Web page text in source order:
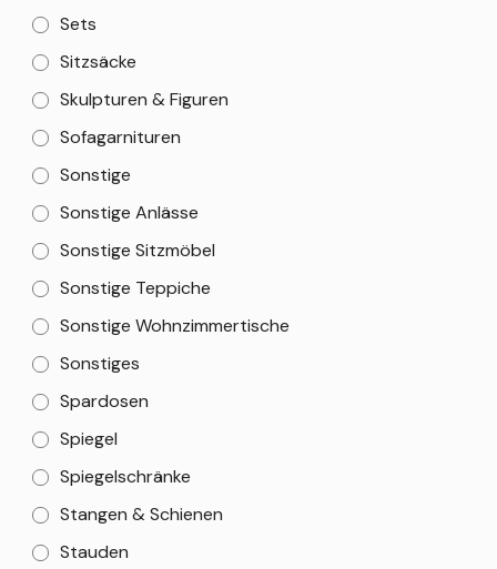
Sets
Sitzsäcke
Skulpturen & Figuren
Sofagarnituren
Sonstige
Sonstige Anlässe
Sonstige Sitzmöbel
Sonstige Teppiche
Sonstige Wohnzimmertische
Sonstiges
Spardosen
Spiegel
Spiegelschränke
Stangen & Schienen
Stauden